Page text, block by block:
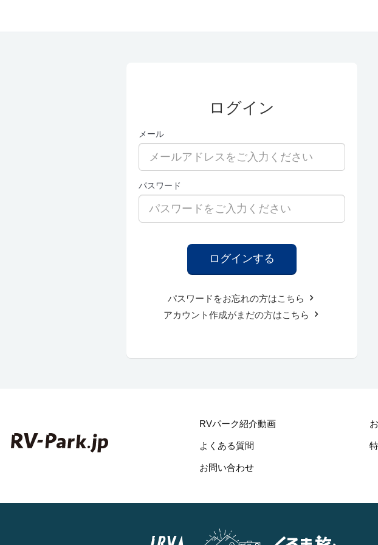
ログイン
メール
パスワード
パスワードをお忘れの方はこちら
アカウント作成がまだの方はこちら
RVパーク紹介動画
よくある質問
お問い合わせ